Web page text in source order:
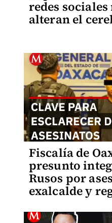
redes
alteran el
Fiscalía de
presunto
Rusos por
exalcalde y